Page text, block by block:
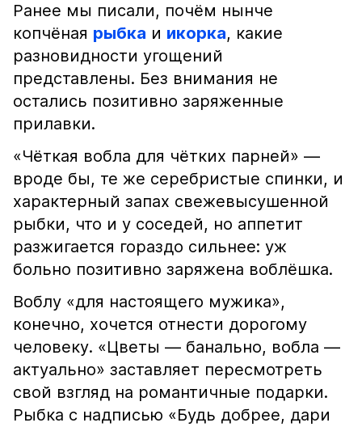
Ранее мы писали, почём нынче
копчёная рыбка и икорка, какие
разновидности угощений
представлены. Без внимания не
остались позитивно заряженные
прилавки.
«Чёткая вобла для чётких парней» —
вроде бы, те же серебристые спинки, и
характерный запах свежевысушенной
рыбки, что и у соседей, но аппетит
разжигается гораздо сильнее: уж
больно позитивно заряжена воблёшка.
Воблу «для настоящего мужика»,
конечно, хочется отнести дорогому
человеку. «Цветы — банально, вобла —
актуально» заставляет пересмотреть
свой взгляд на романтичные подарки.
Рыбка с надписью «Будь добрее, дари